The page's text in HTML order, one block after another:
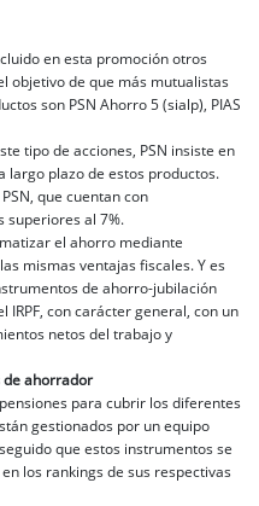
en esta promoción otros
objetivo de que más mutualistas
son PSN Ahorro 5 (sialp), PIAS
tipo de acciones, PSN insiste en
largo plazo de estos productos.
que cuentan con
superiores al 7%.
el ahorro mediante
mismas ventajas fiscales. Y es
de ahorro-jubilación
con carácter general, con un
netos del trabajo y
de ahorrador
para cubrir los diferentes
gestionados por un equipo
que estos instrumentos se
los rankings de sus respectivas